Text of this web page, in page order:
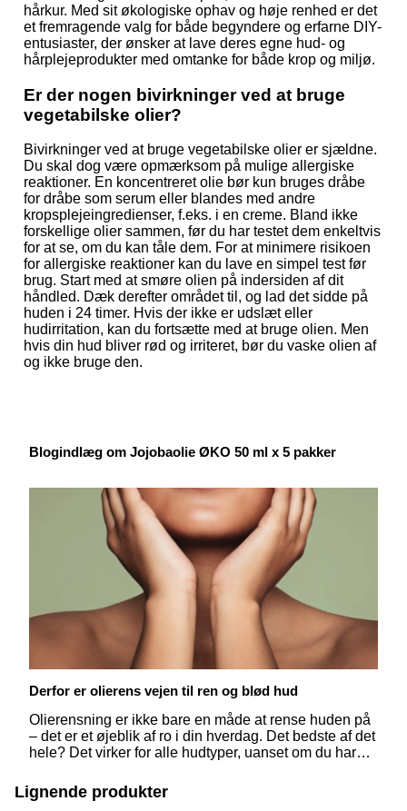
hårkur. Med sit økologiske ophav og høje renhed er det
et fremragende valg for både begyndere og erfarne DIY-
entusiaster, der ønsker at lave deres egne hud- og
hårplejeprodukter med omtanke for både krop og miljø.
Er der nogen bivirkninger ved at bruge
vegetabilske olier?
Bivirkninger ved at bruge vegetabilske olier er sjældne.
Du skal dog være opmærksom på mulige allergiske
reaktioner. En koncentreret olie bør kun bruges dråbe
for dråbe som serum eller blandes med andre
kropsplejeingredienser, f.eks. i en creme. Bland ikke
forskellige olier sammen, før du har testet dem enkeltvis
for at se, om du kan tåle dem. For at minimere risikoen
for allergiske reaktioner kan du lave en simpel test før
brug. Start med at smøre olien på indersiden af dit
håndled. Dæk derefter området til, og lad det sidde på
huden i 24 timer. Hvis der ikke er udslæt eller
hudirritation, kan du fortsætte med at bruge olien. Men
hvis din hud bliver rød og irriteret, bør du vaske olien af
og ikke bruge den.
Blogindlæg om Jojobaolie ØKO 50 ml x 5 pakker
Derfor er olierens vejen til ren og blød hud
Olierensning er ikke bare en måde at rense huden på
– det er et øjeblik af ro i din hverdag. Det bedste af det
hele? Det virker for alle hudtyper, uanset om du har
nænsomt opløse dagens snavs, makeup og
urenheder, mens du plejer din hud på en kærlig måde.
Lignende produkter